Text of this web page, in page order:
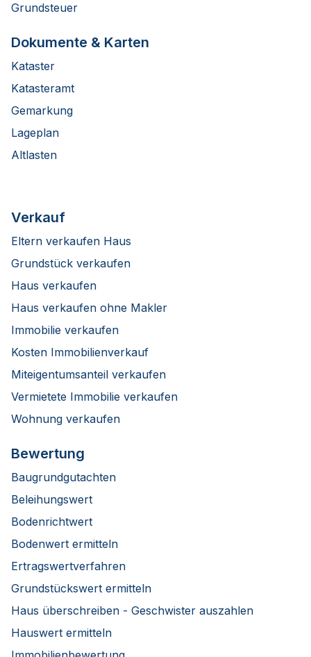
Grundsteuer
Dokumente & Karten
Kataster
Katasteramt
Gemarkung
Lageplan
Altlasten
Verkauf
Eltern verkaufen Haus
Grundstück verkaufen
Haus verkaufen
Haus verkaufen ohne Makler
Immobilie verkaufen
Kosten Immobilienverkauf
Miteigentumsanteil verkaufen
Vermietete Immobilie verkaufen
Wohnung verkaufen
Bewertung
Baugrundgutachten
Beleihungswert
Bodenrichtwert
Bodenwert ermitteln
Ertragswertverfahren
Grundstückswert ermitteln
Haus überschreiben - Geschwister auszahlen
Hauswert ermitteln